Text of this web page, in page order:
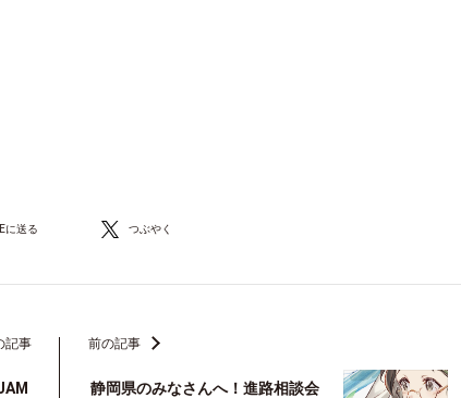
に送る つぶやく
記事 前の記事
静岡県のみなさんへ！進路相談会